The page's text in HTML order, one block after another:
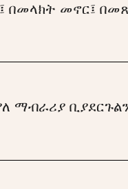
በመላክት መኖር፤
ማብራሪያ